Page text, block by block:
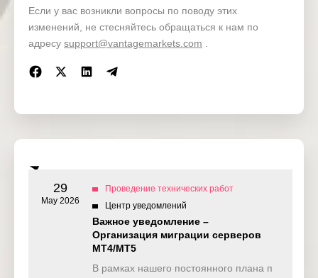
– Депозит
– Снятие
– Торговля
19 октября 2025 г. (воскресенье)
Если у вас возникли вопросы по поводу этих
изменений, не стесняйтесь обращаться к нам по
адресу support@vantagemarkets.com
29
May 2026
Проведение технических работ
Центр уведомлений
Важное уведомление –
Организация миграции серверов
MT4/MT5
В рамках нашего постоянного плана п